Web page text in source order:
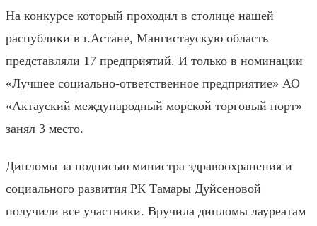
На конкурсе который проходил в столице нашей
распублики в г.Астане, Мангистаускую область
представляли 17 предприятий. И только в номинации
«Лучшее социально-ответственное предприятие» АО
«Актауский международный морской торговый порт»
занял 3 место.
Дипломы за подписью министра здравоохранения и
социального развития РК Тамары Дуйсеновой
получили все участники. Вручила дипломы лауреатам